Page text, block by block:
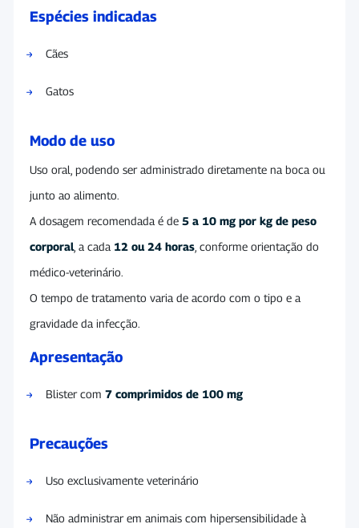
Espécies indicadas
Cães
Gatos
Modo de uso
Uso oral, podendo ser administrado diretamente na boca ou
junto ao alimento.
A dosagem recomendada é de 5 a 10 mg por kg de peso
corporal, a cada 12 ou 24 horas , conforme orientação do
médico-veterinário.
O tempo de tratamento varia de acordo com o tipo e a
gravidade da infecção.
Apresentação
Blister com 7 comprimidos de 100 mg
Precauções
Uso exclusivamente veterinário
Não administrar em animais com hipersensibilidade à